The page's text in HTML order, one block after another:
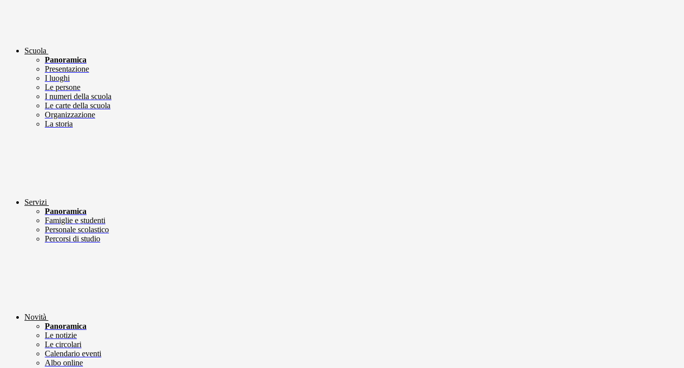
Scuola
Panoramica
Presentazione
I luoghi
Le persone
I numeri della scuola
Le carte della scuola
Organizzazione
La storia
Servizi
Panoramica
Famiglie e studenti
Personale scolastico
Percorsi di studio
Novità
Panoramica
Le notizie
Le circolari
Calendario eventi
Albo online